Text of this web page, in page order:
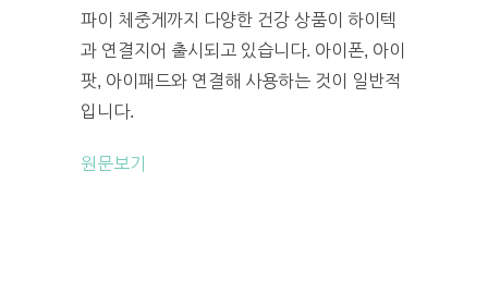
파이 체중게까지 다양한 건강 상품이 하이텍
과 연결지어 출시되고 있습니다. 아이폰, 아이
팟, 아이패드와 연결해 사용하는 것이 일반적
입니다.
원문보기